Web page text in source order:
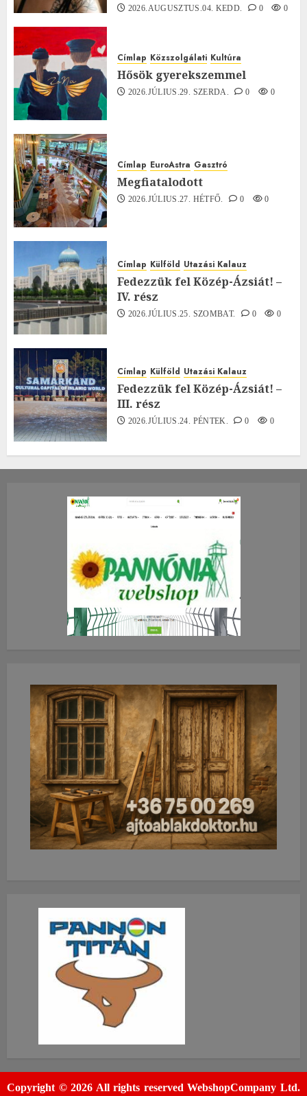
2026.AUGUSZTUS.04. KEDD. 0 0
Címlap Közszolgálati Kultúra
Hősök gyerekszemmel
2026.JÚLIUS.29. SZERDA. 0 0
Címlap EuroAstra Gasztró
Megfiatalodott
2026.JÚLIUS.27. HÉTFŐ. 0 0
Címlap Külföld Utazási Kalauz
Fedezzük fel Közép-Ázsiát! –
IV. rész
2026.JÚLIUS.25. SZOMBAT. 0 0
Címlap Külföld Utazási Kalauz
Fedezzük fel Közép-Ázsiát! –
III. rész
2026.JÚLIUS.24. PÉNTEK. 0 0
Copyright © 2026 All rights reserved WebshopCompany Ltd.